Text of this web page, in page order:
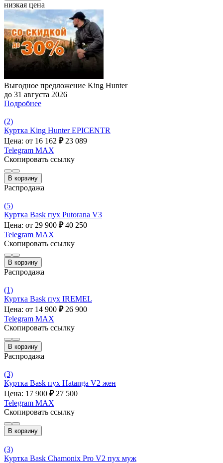
низкая цена
Выгодное предложение King Hunter
до 31 августа 2026
Подробнее
(2)
Куртка King Hunter EPICENTR
Цена: от 16 162 ₽ 23 089
Telegram MAX
Скопировать ссылку
В корзину
Распродажа
(5)
Куртка Bask пух Putorana V3
Цена: от 29 900 ₽ 40 250
Telegram MAX
Скопировать ссылку
В корзину
Распродажа
(1)
Куртка Bask пух IREMEL
Цена: от 14 900 ₽ 26 900
Telegram MAX
Скопировать ссылку
В корзину
Распродажа
(3)
Куртка Bask пух Hatanga V2 жен
Цена: 17 900 ₽ 27 500
Telegram MAX
Скопировать ссылку
В корзину
(3)
Куртка Bask Chamonix Pro V2 пух муж